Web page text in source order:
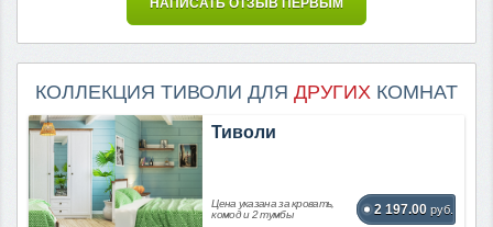
КОЛЛЕКЦИЯ ТИВОЛИ ДЛЯ ДРУГИХ КОМНАТ
Тиволи
Цена указана за кровать,
комод и 2 тумбы
2 197.00 руб.